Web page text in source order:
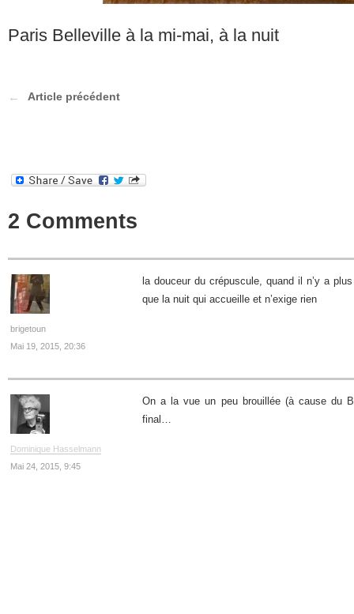
Paris Belleville à la mi-mai, à la nuit
Article précédent
2 Comments
brigetoun
Mai 19, 2015, 20:36
la douceur du crépuscule, quand il n’y a
que la nuit qui accueille et n’exige rien
Dominique Hasselmann
Mai 24, 2015, 9:45
On a la vue un peu brouillée (à cause du
final…